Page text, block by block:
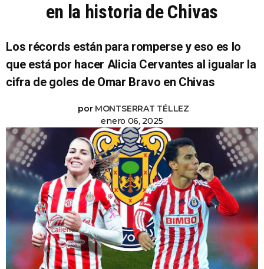
en la historia de Chivas
Los récords están para romperse y eso es lo
que está por hacer Alicia Cervantes al igualar la
cifra de goles de Omar Bravo en Chivas
por MONTSERRAT TÉLLEZ
enero 06, 2025